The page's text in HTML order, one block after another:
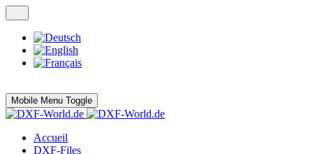
Mobile Menu Toggle
Accueil
DXF-Files